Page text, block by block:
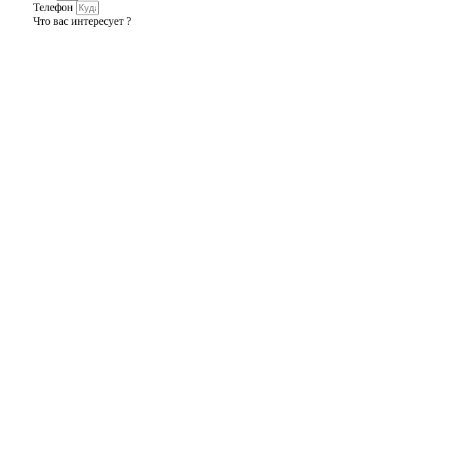
Телефон
Что вас интересует ?